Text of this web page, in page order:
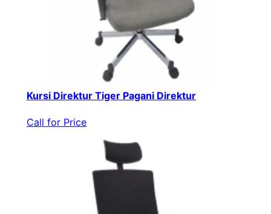
Kursi Direktur Tiger Pagani Direktur
Call for Price